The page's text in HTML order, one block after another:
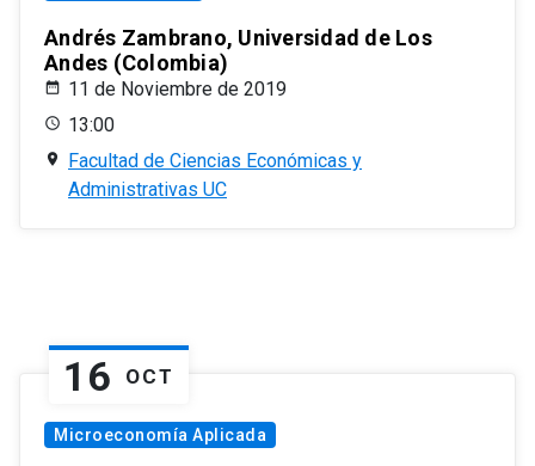
Andrés Zambrano, Universidad de Los
Andes (Colombia)
11 de Noviembre de 2019
13:00
Facultad de Ciencias Económicas y
Administrativas UC
16 OCT
Microeconomía Aplicada